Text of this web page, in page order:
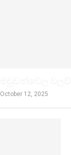
October 12, 2025